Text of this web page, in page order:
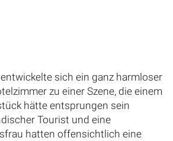
sich ein ganz harmloser
zu einer Szene, die einem
hätte entsprungen sein
Tourist und eine
hatten offensichtlich eine